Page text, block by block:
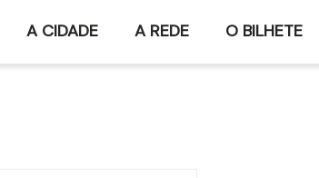
A CIDADE A REDE O BILHETE